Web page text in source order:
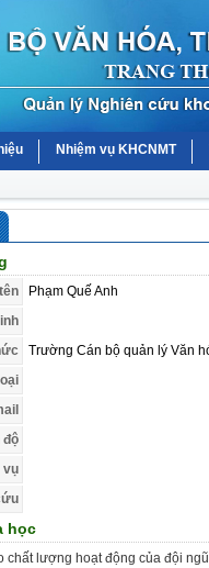
Nhiệm vụ KHCNMT
Phạm Quế Anh
Trường Cán bộ quản lý Văn
độ
vụ
học
chất lượng hoạt động của đội